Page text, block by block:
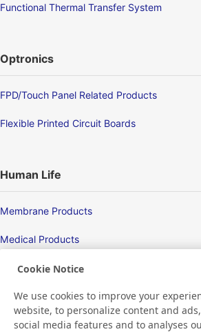
Functional Thermal Transfer System
Optronics
FPD/Touch Panel Related Products
Flexible Printed Circuit Boards
Human Life
Membrane Products
Medical Products
Hygiene
New Products/Technologies
Cookie Notice
We use cookies to improve your
website, to personalize content and
social media features and to analyses